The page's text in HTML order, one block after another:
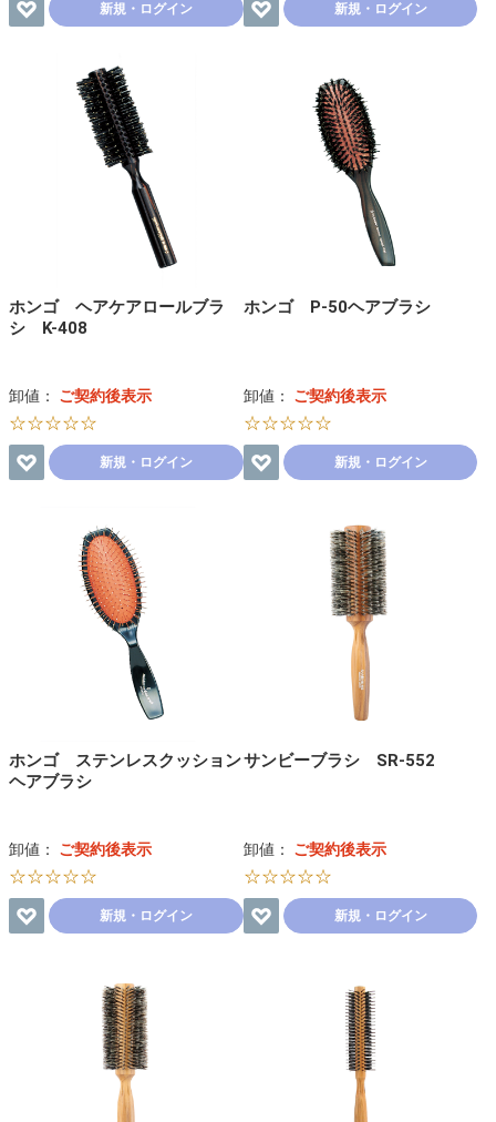
新規・ログイン 新規・ログイン
ホンゴ ヘアケアロールブラ
シ K-408
卸値： ご契約後表示
☆☆☆☆☆
新規・ログイン
ホンゴ P-50ヘアブラシ
卸値： ご契約後表示
☆☆☆☆☆
新規・ログイン
ホンゴ ステンレスクッション
ヘアブラシ
卸値： ご契約後表示
☆☆☆☆☆
新規・ログイン
サンビーブラシ SR-552
卸値： ご契約後表示
☆☆☆☆☆
新規・ログイン